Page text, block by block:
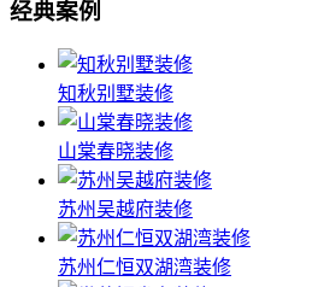
经典案例
知秋别墅装修
山棠春晓装修
苏州吴越府装修
苏州仁恒双湖湾装修